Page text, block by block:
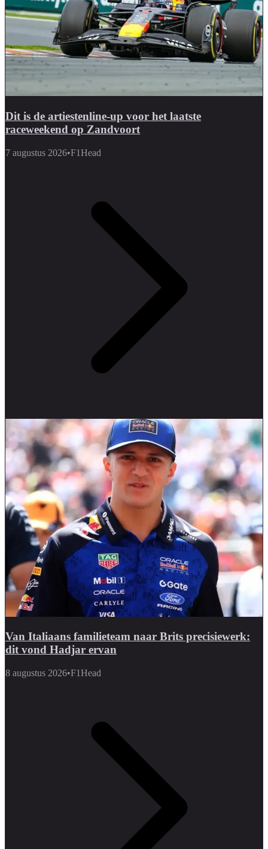
Dit is de artiestenline-up voor het laatste
raceweekend op Zandvoort
7 augustus 2026•F1Head
Van Italiaans familieteam naar Brits precisiewerk:
dit vond Hadjar ervan
8 augustus 2026•F1Head